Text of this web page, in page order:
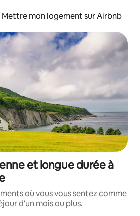
Mettre mon logement sur Airbnb
et longue durée à
où vous vous sentez comme
d'un mois ou plus.